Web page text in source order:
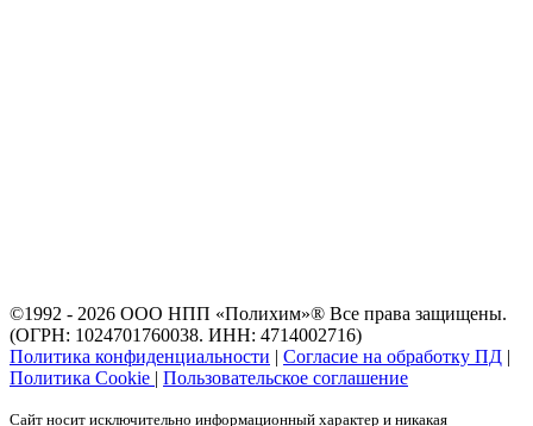
©1992 - 2026 ООО НПП «Полихим»® Все права защищены.
(ОГРН: 1024701760038. ИНН: 4714002716)
Политика конфиденциальности | Согласие на обработку ПД |
Политика Cookie | Пользовательское соглашение
Сайт носит исключительно информационный характер и никакая